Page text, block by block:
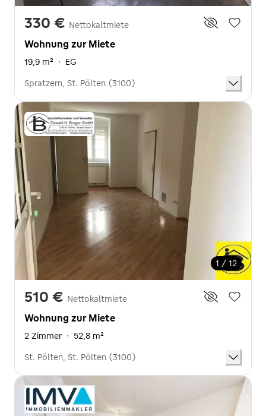
330 € Nettokaltmiete
Wohnung zur Miete
19,9 m² · EG
Spratzern, St. Pölten (3100)
1 / 12
510 € Nettokaltmiete
Wohnung zur Miete
2 Zimmer · 52,8 m²
St. Pölten, St. Pölten (3100)